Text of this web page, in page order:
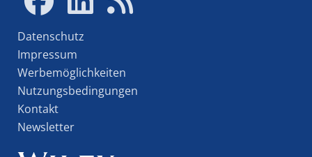
Datenschutz
Impressum
Werbemöglichkeiten
Nutzungsbedingungen
Kontakt
Newsletter